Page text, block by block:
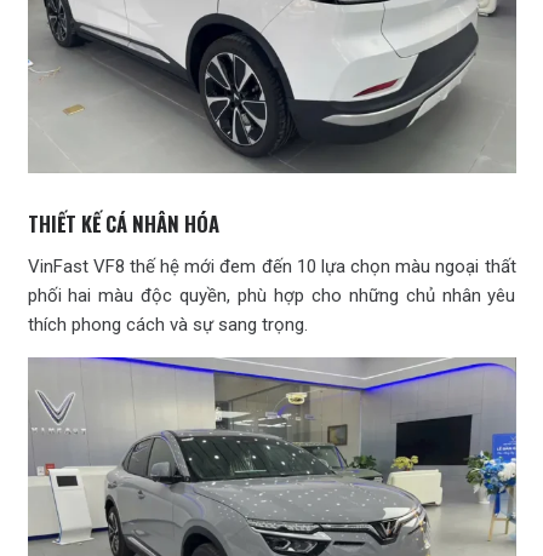
THIẾT KẾ CÁ NHÂN HÓA
VinFast VF8 thế hệ mới đem đến 10 lựa chọn màu ngoại thất
phối hai màu độc quyền, phù hợp cho những chủ nhân yêu
thích phong cách và sự sang trọng.